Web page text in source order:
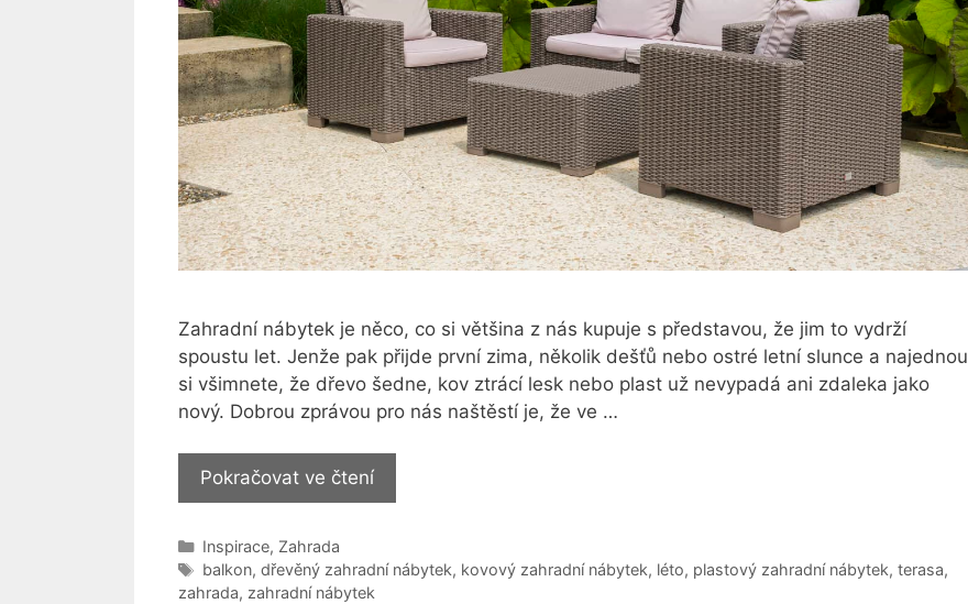
Zahradní nábytek je něco, co si většina z nás kupuje s představou, že jim to vydrží
spoustu let. Jenže pak přijde první zima, několik dešťů nebo ostré letní slunce a najednou
si všimnete, že dřevo šedne, kov ztrácí lesk nebo plast už nevypadá ani zdaleka jako
nový. Dobrou zprávou pro nás naštěstí je, že ve …
Pokračovat ve čteníJak
se
o
zahradní
Rubriky
Inspirace, Zahrada
Štítky
balkon, dřevěný zahradní nábytek, kovový zahradní nábytek, léto, plastový zahradní nábytek, terasa,
zahrada, zahradní nábytek